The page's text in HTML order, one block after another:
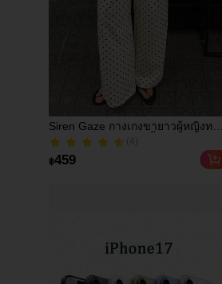
Siren Gaze กางเกงขายาวผู้หญิงทรง
ขาบานแบบพันเอว สีพื้น สไตล์วินเทจ
ทรงหลวมทิ้งตัว ลำลอง สำหรับฤดู
ร้อน ผ้าลินิน
฿459